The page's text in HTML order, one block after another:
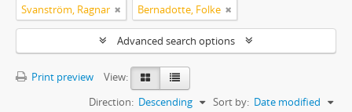
Svanström, Ragnar Bernadotte, Folke
Advanced search options
Print preview
View:
Sort by: Date modified
Direction: Descending